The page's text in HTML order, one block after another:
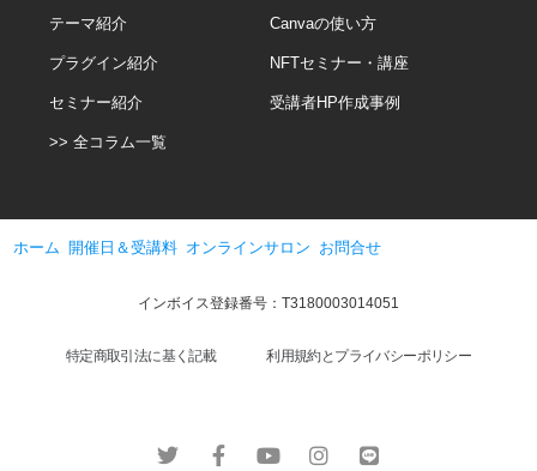
テーマ紹介
プラグイン紹介
セミナー紹介
>> 全コラム一覧
Canvaの使い方
NFTセミナー・講座
受講者HP作成事例
ホーム 開催日＆受講料 オンラインサロン お問合せ
インボイス登録番号：T3180003014051
特定商取引法に基く記載 利用規約とプライバシーポリシー